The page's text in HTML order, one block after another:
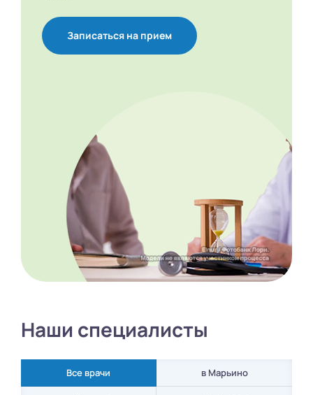
Записаться на прием
Наши специалисты
Все врачи в Марьино